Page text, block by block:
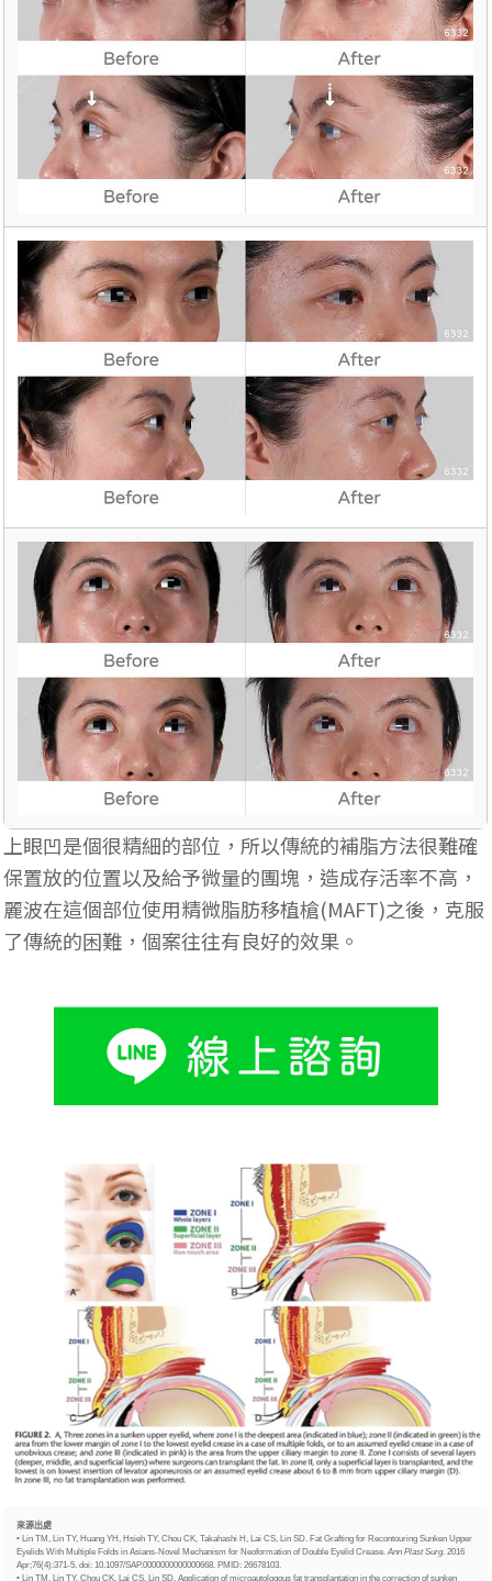
上眼凹是個很精細的部位，所以傳統的補脂方法很難確
保置放的位置以及給予微量的團塊，造成存活率不高，
麗波在這個部位使用精微脂肪移植槍(MAFT)之後，克服
了傳統的困難，個案往往有良好的效果。
來源出處
• Lin TM, Lin TY, Huang YH, Hsieh TY, Chou CK, Takahashi H, Lai CS, Lin SD. Fat Grafting for Recontouring Sunken Upper
Eyelids With Multiple Folds in Asians-Novel Mechanism for Neoformation of Double Eyelid Crease.Ann Plast Surg. 2016
Apr;76(4):371-5. doi: 10.1097/SAP.0000000000000668. PMID: 26678103.
• Lin TM, Lin TY, Chou CK, Lai CS, Lin SD. Application of microautologous fat transplantation in the correction of sunken